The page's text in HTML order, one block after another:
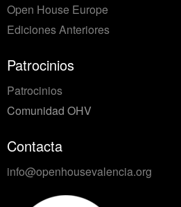
Open House Europe
Ediciones Anteriores
Patrocinios
Patrocinios
Comunidad OHV
Contacta
info@openhousevalencia.org